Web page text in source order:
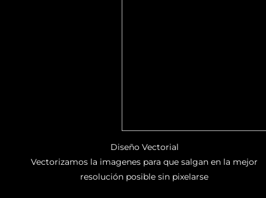
Diseño Vectorial
Vectorizamos la imagenes para que salgan en la mejor
resolución posible sin pixelarse